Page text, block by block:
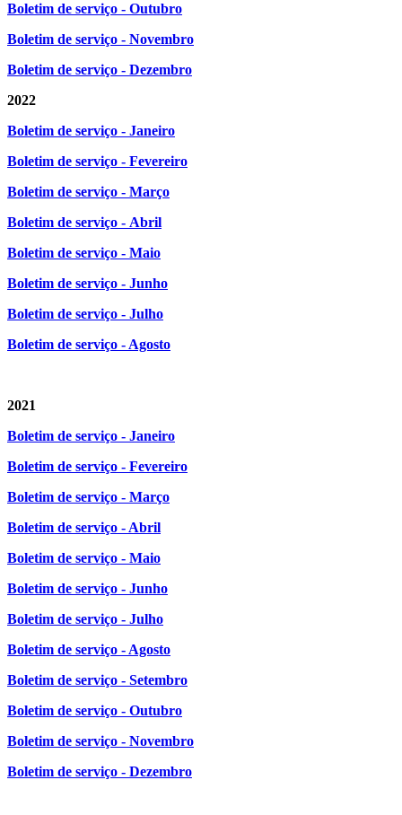
Boletim de serviço - Outubro
Boletim de serviço - Novembro
Boletim de serviço - Dezembro
2022
Boletim de serviço - Janeiro
Boletim de serviço - Fevereiro
Boletim de serviço - Março
Boletim de serviço - Abril
Boletim de serviço - Maio
Boletim de serviço - Junho
Boletim de serviço - Julho
Boletim de serviço - Agosto
2021
Boletim de serviço - Janeiro
Boletim de serviço - Fevereiro
Boletim de serviço - Março
Boletim de serviço - Abril
Boletim de serviço - Maio
Boletim de serviço - Junho
Boletim de serviço - Julho
Boletim de serviço - Agosto
Boletim de serviço - Setembro
Boletim de serviço - Outubro
Boletim de serviço - Novembro
Boletim de serviço - Dezembro